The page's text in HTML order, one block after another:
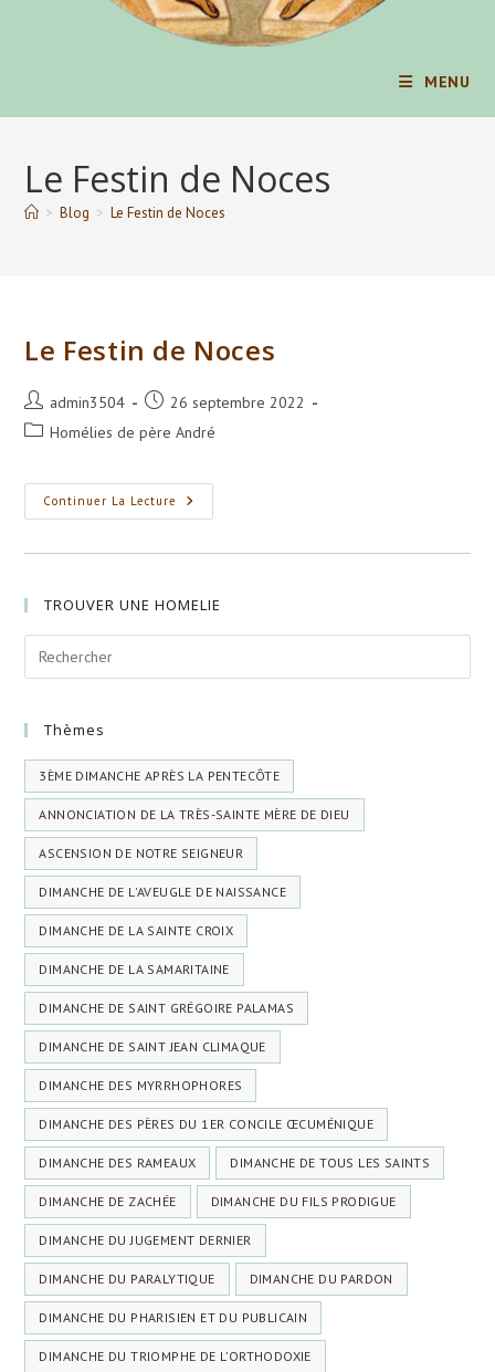
MENU
Le Festin de Noces
> Blog > Le Festin de Noces
Le Festin de Noces
Auteur/autrice
de
admin3504
Publication
publiée :
26 septembre 2022
PostHomélies de père André
Continuer La Lecture Le
Festin
Noces
TROUVER UNE HOMELIE
Thèmes
3ÈME DIMANCHE APRÈS LA PENTECÔTE
ANNONCIATION DE LA TRÈS-SAINTE MÈRE DE DIEU
ASCENSION DE NOTRE SEIGNEUR
DIMANCHE DE L'AVEUGLE DE NAISSANCE
DIMANCHE DE LA SAINTE CROIX
DIMANCHE DE LA SAMARITAINE
DIMANCHE DE SAINT GRÉGOIRE PALAMAS
DIMANCHE DE SAINT JEAN CLIMAQUE
DIMANCHE DES MYRRHOPHORES
DIMANCHE DES PÈRES DU 1ER CONCILE ŒCUMÉNIQUE
DIMANCHE DES RAMEAUX DIMANCHE DE TOUS LES SAINTS
DIMANCHE DE ZACHÉE DIMANCHE DU FILS PRODIGUE
DIMANCHE DU JUGEMENT DERNIER
DIMANCHE DU PARALYTIQUE DIMANCHE DU PARDON
DIMANCHE DU PHARISIEN ET DU PUBLICAIN
DIMANCHE DU TRIOMPHE DE L’ORTHODOXIE